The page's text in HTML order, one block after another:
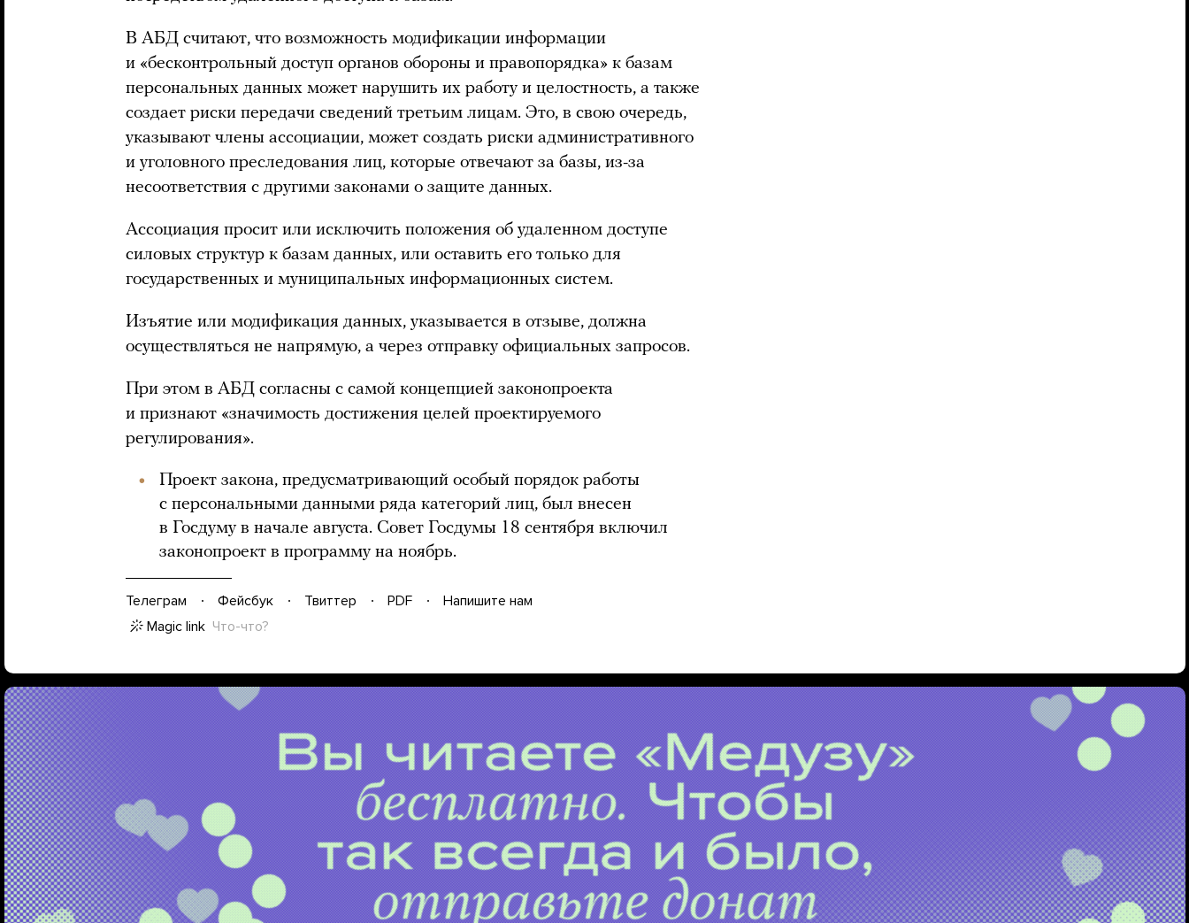
В АБД считают, что возможность модификации информации
и «бесконтрольный доступ органов обороны и правопорядка» к базам
персональных данных может нарушить их работу и целостность, а также
создает риски передачи сведений третьим лицам. Это, в свою очередь,
указывают члены ассоциации, может создать риски административного
и уголовного преследования лиц, которые отвечают за базы, из-за
несоответствия с другими законами о защите данных.
Ассоциация просит или исключить положения об удаленном доступе
силовых структур к базам данных, или оставить его только для
государственных и муниципальных информационных систем.
Изъятие или модификация данных, указывается в отзыве, должна
осуществляться не напрямую, а через отправку официальных запросов.
При этом в АБД согласны с самой концепцией законопроекта
и признают «значимость достижения целей проектируемого
регулирования».
Проект закона, предусматривающий особый порядок работы
с персональными данными ряда категорий лиц, был внесен
в Госдуму в начале августа. Совет Госдумы 18 сентября включил
законопроект в программу на ноябрь.
Телеграм Фейсбук Твиттер PDF
Напишите нам
Magic link Что-что?